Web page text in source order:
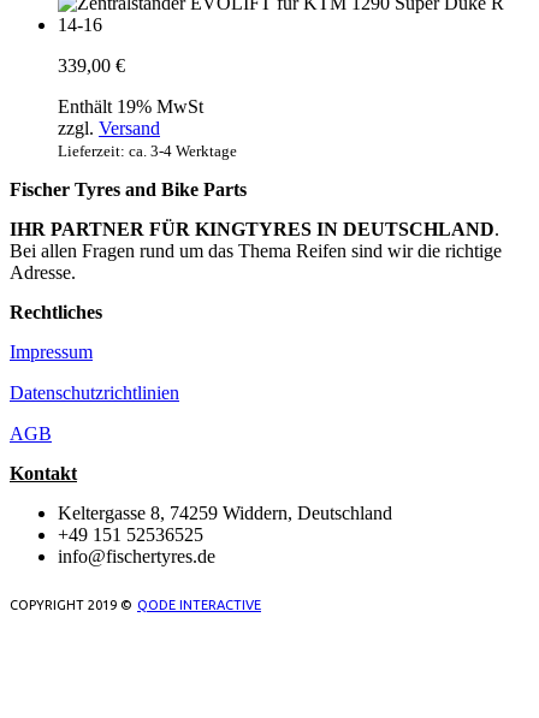
339,00 €
Enthält 19% MwSt
zzgl. Versand
Lieferzeit: ca. 3-4 Werktage
Fischer Tyres and Bike Parts
IHR PARTNER FÜR KINGTYRES IN DEUTSCHLAND.
Bei allen Fragen rund um das Thema Reifen sind wir die richtige
Adresse.
Rechtliches
Impressum
Datenschutzrichtlinien
AGB
Kontakt
Keltergasse 8, 74259 Widdern, Deutschland
+49 151 52536525
info@fischertyres.de
COPYRIGHT 2019 © QODE INTERACTIVE